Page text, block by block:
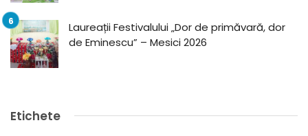
Laureații Festivalului „Dor de primăvară, dor
de Eminescu” – Mesici 2026
Etichete